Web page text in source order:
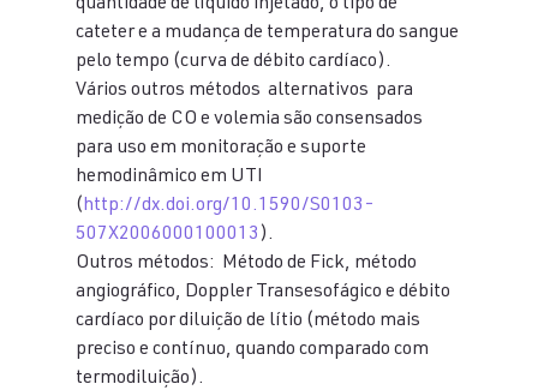
quantidade de líquido injetado, o tipo de
cateter e a mudança de temperatura do sangue
pelo tempo (curva de débito cardíaco).
Vários outros métodos  alternativos  para
medição de CO e volemia são consensados
para uso em monitoração e suporte
hemodinâmico em UTI
(http://dx.doi.org/10.1590/S0103-
507X2006000100013 ).
Outros métodos:  Método de Fick, método
angiográfico, Doppler Transesofágico e débito
cardíaco por diluição de lítio (método mais
preciso e contínuo, quando comparado com
termodiluição).